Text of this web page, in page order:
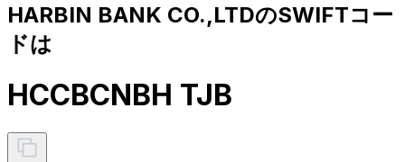
HARBIN BANK CO.,LTDのSWIFTコー
ドは
HCCBCNBH TJB